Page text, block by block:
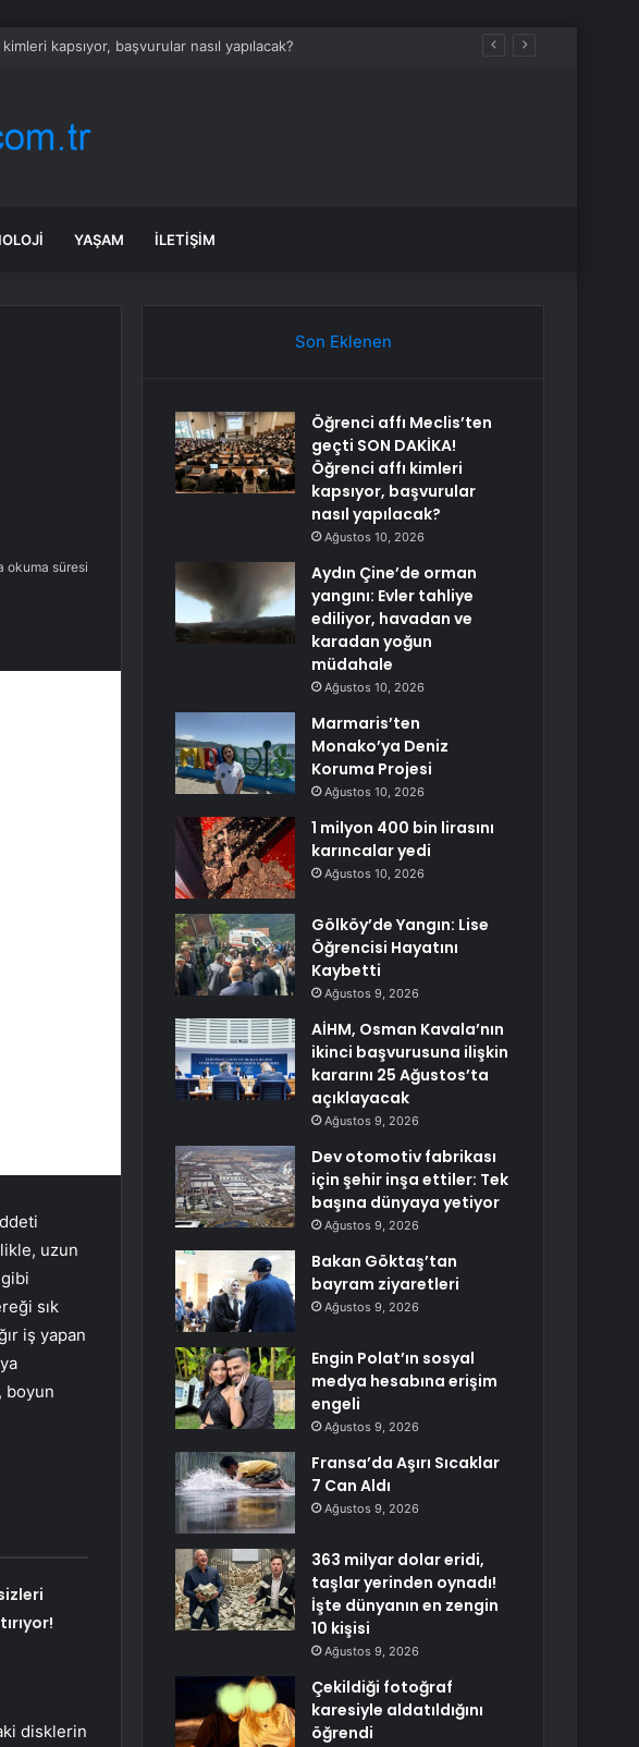
ve karadan yoğun müdahale
YAŞAM İLETIŞIM
okuma süresi
uzun
sık
iş yapan
boyun
disklerin
Son Eklenen
Öğrenci affı Meclis’ten
geçti SON DAKİKA!
Öğrenci affı kimleri
kapsıyor, başvurular
nasıl yapılacak?
Ağustos 10, 2026
Aydın Çine’de orman
yangını: Evler tahliye
ediliyor, havadan ve
karadan yoğun
müdahale
Ağustos 10, 2026
Marmaris’ten
Monako’ya Deniz
Koruma Projesi
Ağustos 10, 2026
1 milyon 400 bin lirasını
karıncalar yedi
Ağustos 10, 2026
Gölköy’de Yangın: Lise
Öğrencisi Hayatını
Kaybetti
Ağustos 9, 2026
AİHM, Osman Kavala’nın
ikinci başvurusuna ilişkin
kararını 25 Ağustos’ta
açıklayacak
Ağustos 9, 2026
Dev otomotiv fabrikası
için şehir inşa ettiler: Tek
başına dünyaya yetiyor
Ağustos 9, 2026
Bakan Göktaş’tan
bayram ziyaretleri
Ağustos 9, 2026
Engin Polat’ın sosyal
medya hesabına erişim
engeli
Ağustos 9, 2026
Fransa’da Aşırı Sıcaklar
7 Can Aldı
Ağustos 9, 2026
363 milyar dolar eridi,
taşlar yerinden oynadı!
İşte dünyanın en zengin
10 kişisi
Ağustos 9, 2026
Çekildiği fotoğraf
karesiyle aldatıldığını
öğrendi